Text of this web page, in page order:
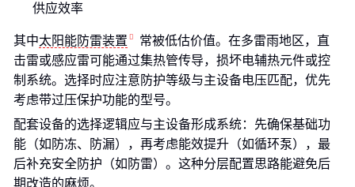
供应效率
其中太阳能防雷装置
常被低估价值。在多雷雨地区，直
击雷或感应雷可能通过集热管传导，损坏电辅热元件或控
制系统。选择时应注意防护等级与主设备电压匹配，优先
考虑带过压保护功能的型号。
配套设备的选择逻辑应与主设备形成系统：先确保基础功
能（如防冻、防漏），再考虑能效提升（如循环泵），最
后补充安全防护（如防雷）。这种分层配置思路能避免后
期改造的麻烦。